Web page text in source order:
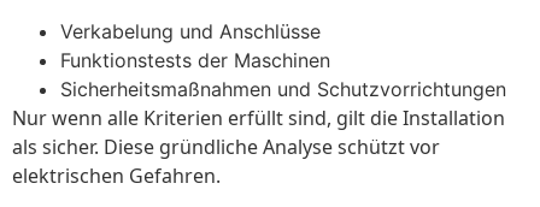
Verkabelung und Anschlüsse
Funktionstests der Maschinen
Sicherheitsmaßnahmen und Schutzvorrichtungen
Nur wenn alle Kriterien erfüllt sind, gilt die Installation
als sicher. Diese gründliche Analyse schützt vor
elektrischen Gefahren.